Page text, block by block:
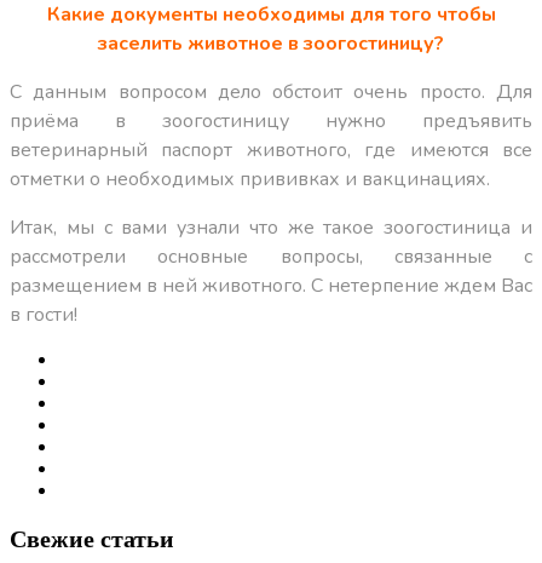
Какие документы необходимы для того чтобы
заселить животное в зоогостиницу?
С данным вопросом дело обстоит очень просто. Для
приёма в зоогостиницу нужно предъявить
ветеринарный паспорт животного, где имеются все
отметки о необходимых прививках и вакцинациях.
Итак, мы с вами узнали что же такое зоогостиница и
рассмотрели основные вопросы, связанные с
размещением в ней животного. С нетерпение ждем Вас
в гости!
Свежие статьи